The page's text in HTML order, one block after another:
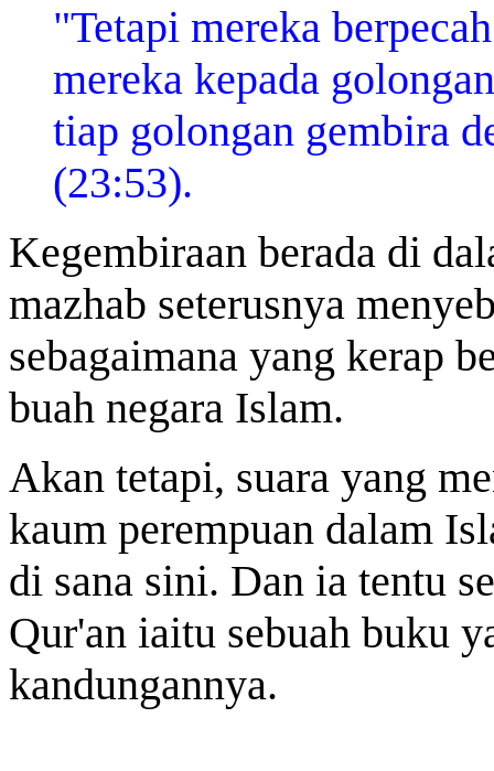
"Tetapi mereka
mereka kepada
tiap golongan gembira
(23:53).
Kegembiraan berada di
mazhab seterusnya
sebagaimana yang kerap
buah negara Islam.
Akan tetapi, suara yang
kaum perempuan dalam
di sana sini. Dan ia tentu
Qur'an iaitu sebuah buku
kandungannya.